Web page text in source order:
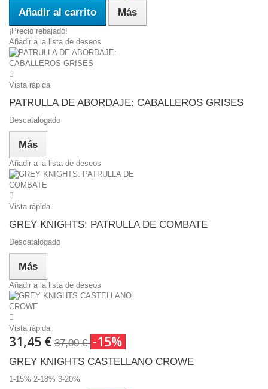
Añadir al carrito Más
¡Precio rebajado!
Añadir a la lista de deseos
Vista rápida
PATRULLA DE ABORDAJE: CABALLEROS GRISES
Descatalogado
Más
Añadir a la lista de deseos
Vista rápida
GREY KNIGHTS: PATRULLA DE COMBATE
Descatalogado
Más
Añadir a la lista de deseos
Vista rápida
31,45 € 37,00 € -15%
GREY KNIGHTS CASTELLANO CROWE
1-15% 2-18% 3-20%